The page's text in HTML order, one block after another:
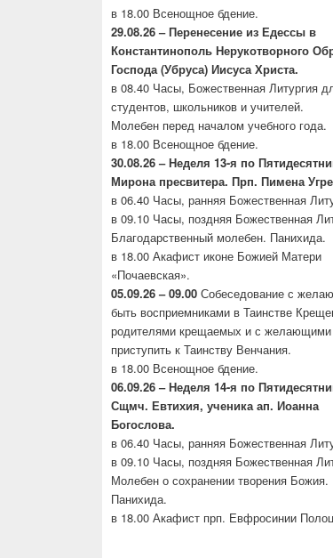
в 18.00 Всенощное бдение.
29.08.26 – Перенесение из Едессы в
Константинополь Нерукотворного
Господа (Убруса) Иисуса Христа.
в 08.40 Часы, Божественная Литургия
студентов, школьников и учителей.
Молебен перед началом учебного года.
в 18.00 Всенощное бдение.
30.08.26 – Неделя 13-я по
Мирона пресвитера. Прп. Пимена
в 06.40 Часы, ранняя Божественная
в 09.10 Часы, поздняя Божественная
Благодарственный молебен. Панихида.
в 18.00 Акафист иконе Божией Матери
«Почаевская».
05.09.26 – 09.00 Собеседование с
быть восприемниками в Таинстве
родителями крещаемых и с желающими
приступить к Таинству Венчания.
в 18.00 Всенощное бдение.
06.09.26 – Неделя 14-я по
Сщмч. Евтихия, ученика ап. Иоанна
Богослова.
в 06.40 Часы, ранняя Божественная
в 09.10 Часы, поздняя Божественная
Молебен о сохранении творения Божия.
Панихида.
в 18.00 Акафист прп. Евфросинии